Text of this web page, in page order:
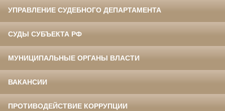
УПРАВЛЕНИЕ СУДЕБНОГО ДЕПАРТАМЕНТА
СУДЫ СУБЪЕКТА РФ
МУНИЦИПАЛЬНЫЕ ОРГАНЫ ВЛАСТИ
ВАКАНСИИ
ПРОТИВОДЕЙСТВИЕ КОРРУПЦИИ